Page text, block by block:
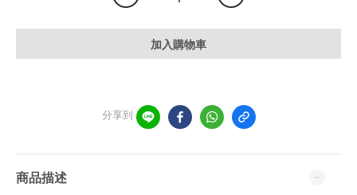
加入購物車
分享到
商品描述